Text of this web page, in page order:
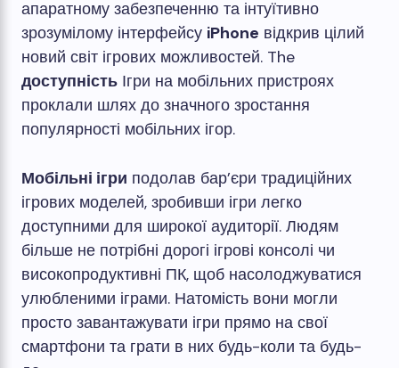
апаратному забезпеченню та інтуїтивно
зрозумілому інтерфейсу iPhone відкрив цілий
новий світ ігрових можливостей. The
доступність Ігри на мобільних пристроях
проклали шлях до значного зростання
популярності мобільних ігор.
Мобільні ігри подолав бар’єри традиційних
ігрових моделей, зробивши ігри легко
доступними для широкої аудиторії. Людям
більше не потрібні дорогі ігрові консолі чи
високопродуктивні ПК, щоб насолоджуватися
улюбленими іграми. Натомість вони могли
просто завантажувати ігри прямо на свої
смартфони та грати в них будь-коли та будь-